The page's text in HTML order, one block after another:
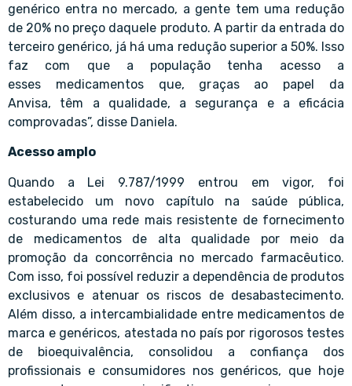
genérico entra no mercado, a gente tem uma redução
de 20% no preço daquele produto. A partir da entrada do
terceiro genérico, já há uma redução superior a 50%. Isso
faz com que a população tenha acesso a
esses medicamentos que, graças ao papel da
Anvisa, têm a qualidade, a segurança e a eficácia
comprovadas”, disse Daniela.
Acesso amplo
Quando a Lei 9.787/1999 entrou em vigor, foi
estabelecido um novo capítulo na saúde pública,
costurando uma rede mais resistente de fornecimento
de medicamentos de alta qualidade por meio da
promoção da concorrência no mercado farmacêutico.
Com isso, foi possível reduzir a dependência de produtos
exclusivos e atenuar os riscos de desabastecimento.
Além disso, a intercambialidade entre medicamentos de
marca e genéricos, atestada no país por rigorosos testes
de bioequivalência, consolidou a confiança dos
profissionais e consumidores nos genéricos, que hoje